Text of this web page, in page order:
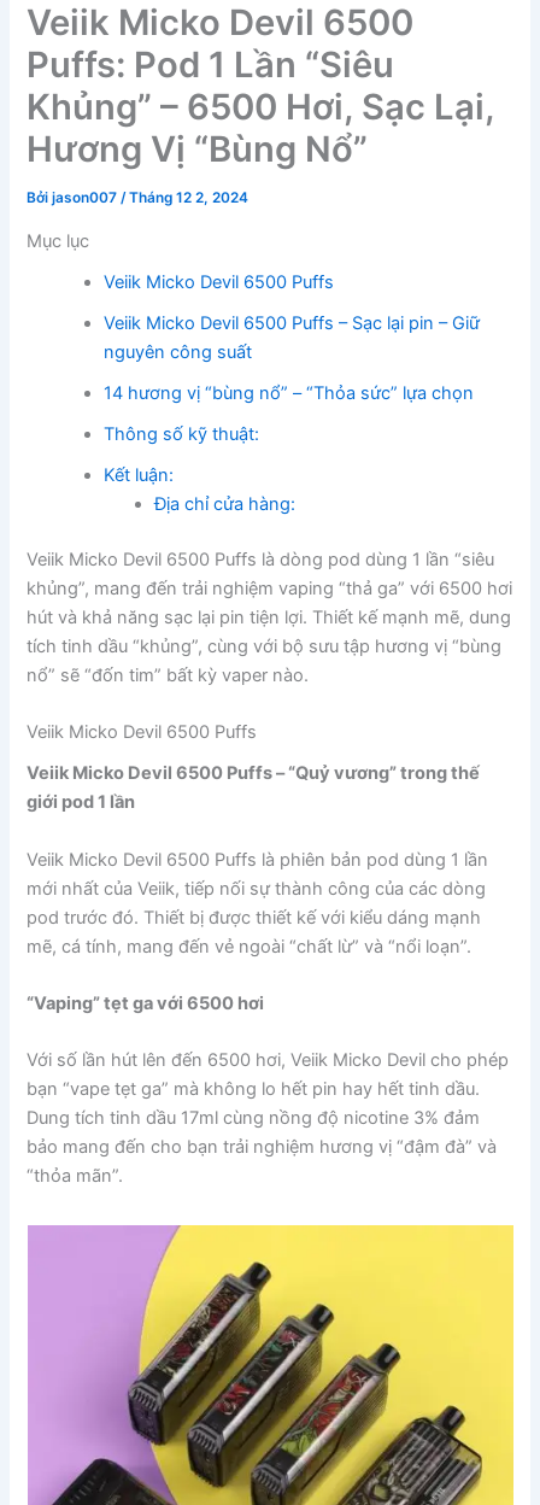
Veiik Micko Devil 6500
Puffs: Pod 1 Lần “Siêu
Khủng” – 6500 Hơi, Sạc Lại,
Hương Vị “Bùng Nổ”
Bởijason007/Tháng 12 2, 2024
Mục lục
Veiik Micko Devil 6500 Puffs
Veiik Micko Devil 6500 Puffs – Sạc lại pin – Giữ
nguyên công suất
14 hương vị “bùng nổ” – “Thỏa sức” lựa chọn
Thông số kỹ thuật:
Kết luận:
Địa chỉ cửa hàng:
Veiik Micko Devil 6500 Puffs là dòng pod dùng 1 lần “siêu
khủng”, mang đến trải nghiệm vaping “thả ga” với 6500 hơi
hút và khả năng sạc lại pin tiện lợi. Thiết kế mạnh mẽ, dung
tích tinh dầu “khủng”, cùng với bộ sưu tập hương vị “bùng
nổ” sẽ “đốn tim” bất kỳ vaper nào.
Veiik Micko Devil 6500 Puffs
Veiik Micko Devil 6500 Puffs – “Quỷ vương” trong thế
giới pod 1 lần
Veiik Micko Devil 6500 Puffs là phiên bản pod dùng 1 lần
mới nhất của Veiik, tiếp nối sự thành công của các dòng
pod trước đó. Thiết bị được thiết kế với kiểu dáng mạnh
mẽ, cá tính, mang đến vẻ ngoài “chất lừ” và “nổi loạn”.
“Vaping” tẹt ga với 6500 hơi
Với số lần hút lên đến 6500 hơi, Veiik Micko Devil cho phép
bạn “vape tẹt ga” mà không lo hết pin hay hết tinh dầu.
Dung tích tinh dầu 17ml cùng nồng độ nicotine 3% đảm
bảo mang đến cho bạn trải nghiệm hương vị “đậm đà” và
“thỏa mãn”.